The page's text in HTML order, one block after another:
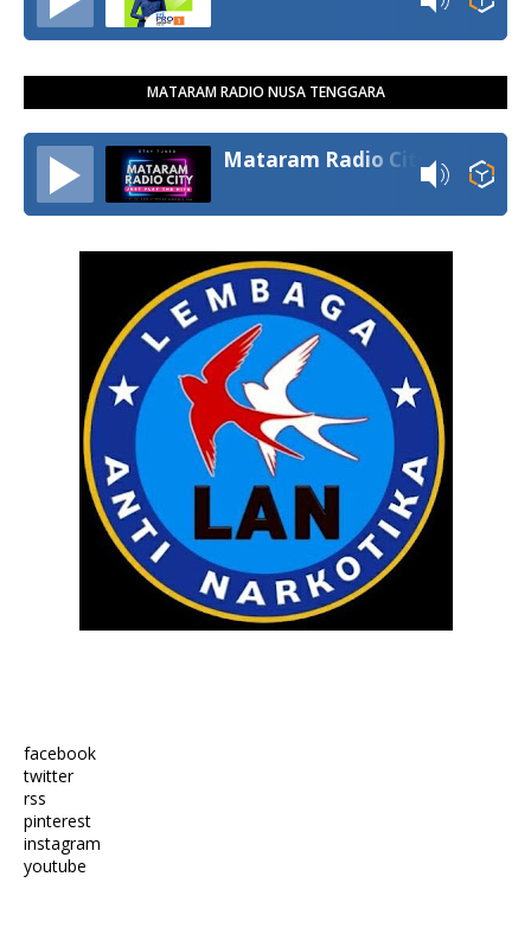
MATARAM RADIO NUSA TENGGARA
Mataram Radio City
facebook
twitter
rss
pinterest
instagram
youtube